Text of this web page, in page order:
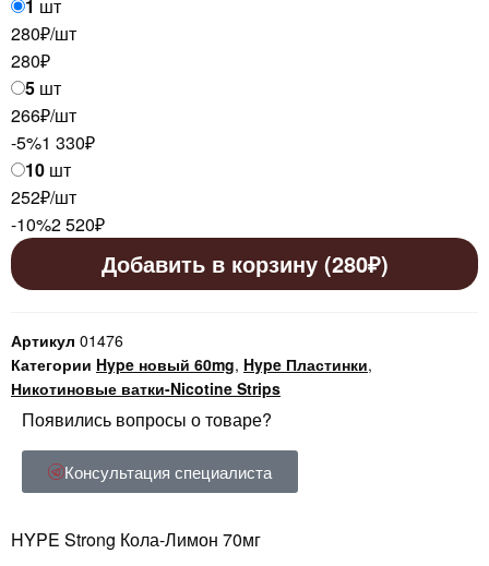
1 шт
280₽/шт
280₽
5 шт
266₽/шт
-5%1 330₽
10 шт
252₽/шт
-10%2 520₽
Добавить в корзину (280₽)
Артикул 01476
Категории Hype новый 60mg, Hype Пластинки,
Никотиновые ватки-Nicotine Strips
Появились вопросы о товаре?
Консультация специалиста
HYPE Strong Кола-Лимон 70мг